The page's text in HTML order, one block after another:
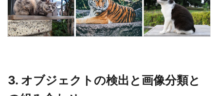
3. オブジェクトの検出と画像分類と